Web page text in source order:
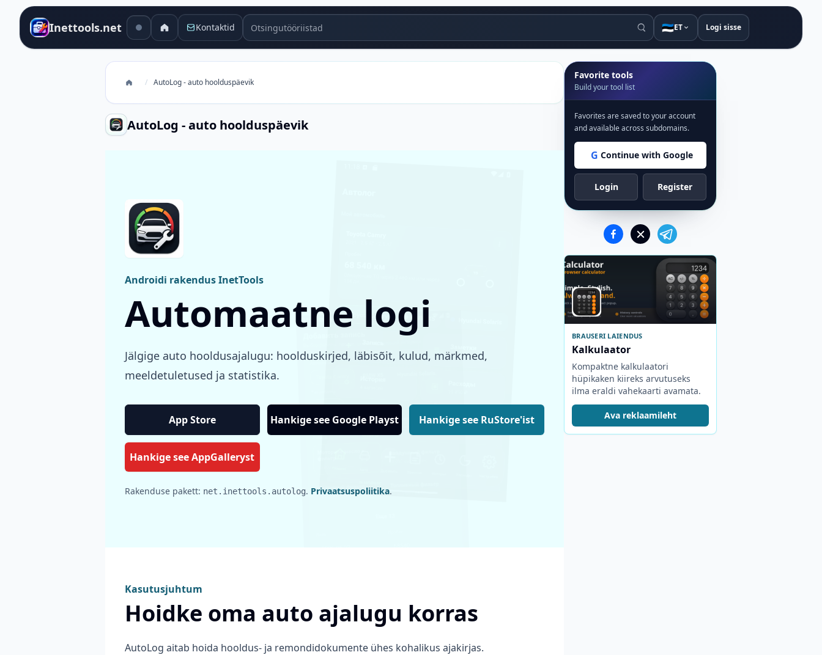
Inettools.net Kontaktid Otsingutööriistad 🇪🇪ET Logi sisse
/ AutoLog - auto hoolduspäevik
AutoLog - auto hoolduspäevik
Androidi rakendus InetTools
Automaatne logi
Jälgige auto hooldusajalugu: hoolduskirjed, läbisõit, kulud, märkmed,
meeldetuletused ja statistika.
App Store Hankige see Google Playst Hankige see RuStore'ist
Hankige see AppGalleryst
Rakenduse pakett: net.inettools.autolog. Privaatsuspoliitika.
Kasutusjuhtum
Hoidke oma auto ajalugu korras
AutoLog aitab hoida hooldus- ja remondidokumente ühes kohalikus ajakirjas.
Favorite tools
Build your tool list
Favorites are saved to your account
and available across subdomains.
G Continue with Google
Login Register
BRAUSERI LAIENDUS
Kalkulaator
Kompaktne kalkulaatori
hüpikaken kiireks arvutuseks
ilma eraldi vahekaarti avamata.
Ava reklaamileht